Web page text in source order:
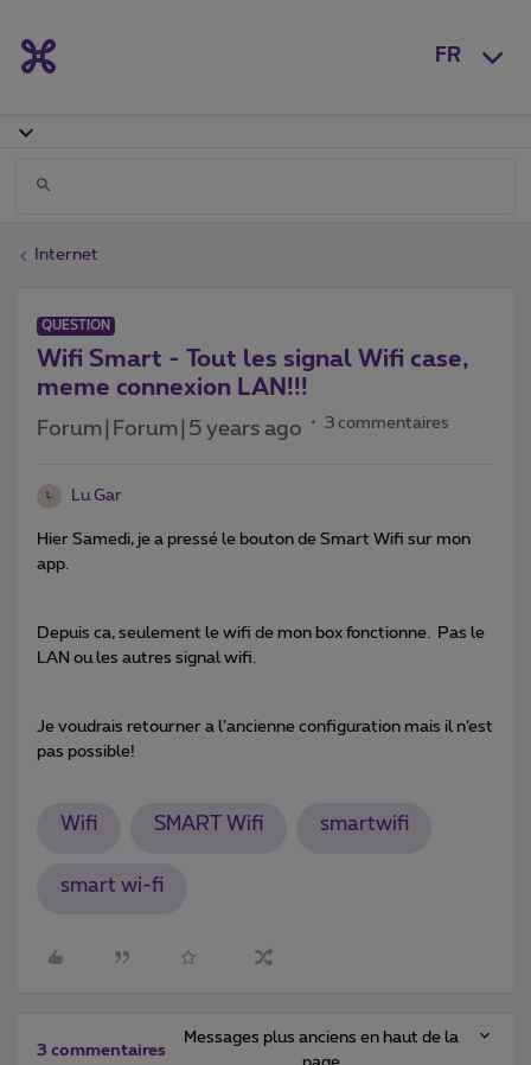
FR
Internet
QUESTION
Wifi Smart - Tout les signal Wifi case,
meme connexion LAN!!!
Forum|Forum|5 years ago 3 commentaires
L Lu Gar
Hier Samedi, je a pressé le bouton de Smart Wifi sur mon
app.
Depuis ca, seulement le wifi de mon box fonctionne. Pas le
LAN ou les autres signal wifi.
Je voudrais retourner a l’ancienne configuration mais il n’est
pas possible!
Wifi SMART Wifi smartwifi
smart wi-fi
3 commentaires
Messages plus anciens en haut de la